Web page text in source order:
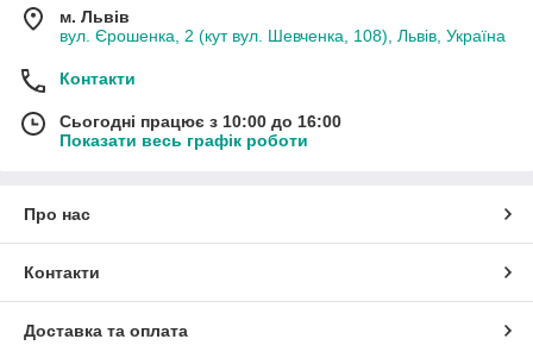
м. Львів
вул. Єрошенка, 2 (кут вул. Шевченка, 108), Львів, Україна
Контакти
Сьогодні працює з 10:00 до 16:00
Показати весь графік роботи
Про нас
Контакти
Доставка та оплата